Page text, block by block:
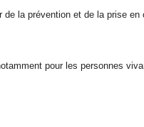
la prévention et de la prise en
pour les personnes